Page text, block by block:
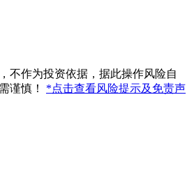
不作为投资依据，据此操作风险自
谨慎！ *点击查看风险提示及免责声